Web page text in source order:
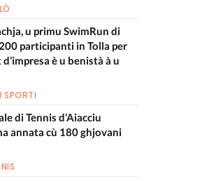
u primu SwimRun di
participanti in Tolla per
è u benistà à u
SPORTI
di Tennis d’Aiacciu
annata cù 180 ghjovani